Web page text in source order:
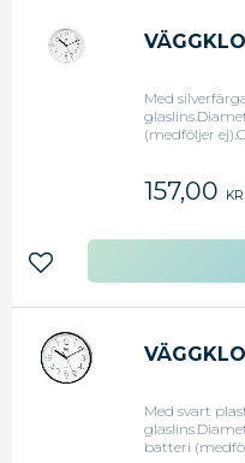
Med
(medföljer
157,00 KR
Lägg till i favoriter
Med svart
batteri